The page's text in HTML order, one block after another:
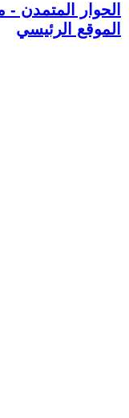
الحوار المتمدن -
الموقع الرئيسي